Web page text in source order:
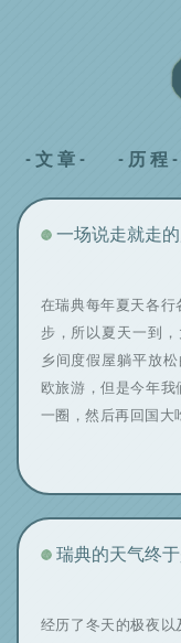
- 文 章 - - 历 程 -
一场说走就走
在瑞典每年夏天各行
步，所以夏天一到
乡间度假屋躺平放
欧旅游，但是今年
一圈，然后再回国大
瑞典的天气终
经历了冬天的极夜以